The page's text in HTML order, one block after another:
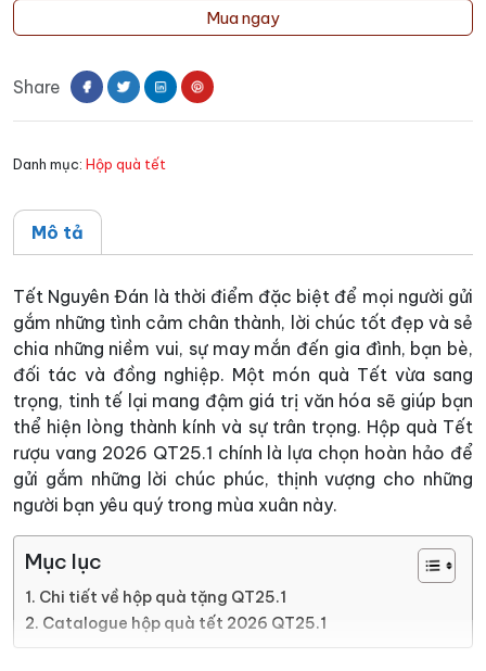
tặng
số
Mua ngay
Share
Danh mục: Hộp quà tết
Mô tả
Tết Nguyên Đán là thời điểm đặc biệt để mọi người gửi
gắm những tình cảm chân thành, lời chúc tốt đẹp và sẻ
chia những niềm vui, sự may mắn đến gia đình, bạn bè,
đối tác và đồng nghiệp. Một món quà Tết vừa sang
trọng, tinh tế lại mang đậm giá trị văn hóa sẽ giúp bạn
thể hiện lòng thành kính và sự trân trọng. Hộp quà Tết
rượu vang 2026 QT25.1 chính là lựa chọn hoàn hảo để
gửi gắm những lời chúc phúc, thịnh vượng cho những
người bạn yêu quý trong mùa xuân này.
Mục lục
Chi tiết về hộp quà tặng QT25.1
Catalogue hộp quà tết 2026 QT25.1